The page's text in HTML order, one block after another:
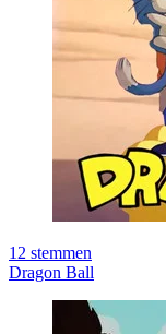
12 stemmen
Dragon Ball